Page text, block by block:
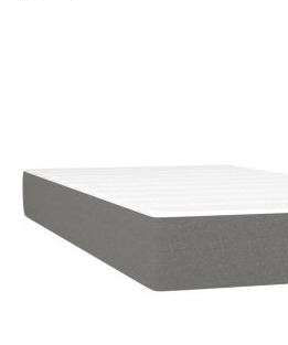
разделя на 3 равни месечни
покупки на стойност до 1000
Плащане на 6 вноски.
разпределя в 6 равни месечни
покупки на стойност до 2000